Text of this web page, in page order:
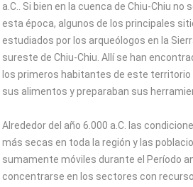
a.C.. Si bien en la cuenca de Chiu-Chiu
esta época, algunos de los principales
estudiados por los arqueólogos en la
sureste de Chiu-Chiu. Allí se han
los primeros habitantes de este
sus alimentos y preparaban sus
Alrededor del año 6.000 a.C. las
más secas en toda la región y las
sumamente móviles durante el Período
concentrarse en los sectores con